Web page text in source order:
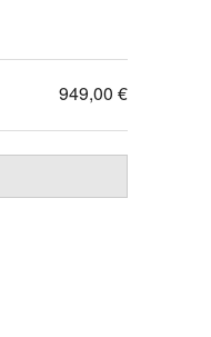
949,00 €